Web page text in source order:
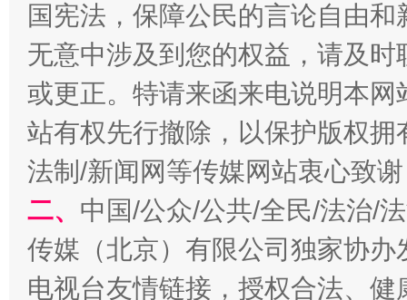
揭开“小金库”的免责幌子
国宪法，保障公民的言论自由
无意中涉及到您的权益，请及
或更正。特请来函来电说明本
站有权先行撤除，以保护版权
法制/新闻网等传媒网站衷心致
二、 中国/公众/公共/全民/法治/
传媒（北京）有限公司独家协
电视台友情链接，授权合法、